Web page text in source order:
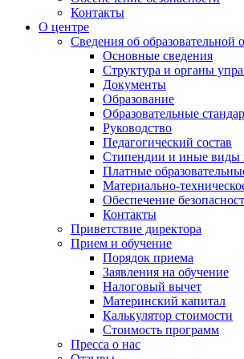
Контакты
О центре
Сведения об образовательной
Основные сведения
Структура и органы
Документы
Образование
Образовательные
Руководство
Педагогический состав
Стипендии и иные виды
Платные
Материально-
Обеспечение
Контакты
Приветствие директора
Прием и обучение
Порядок приема
Заявления на обучение
Налоговый вычет
Материнский капитал
Калькулятор стоимости
Стоимость программ
Пресса о нас